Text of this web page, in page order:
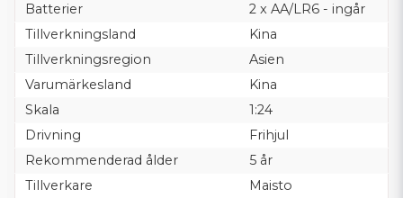
Batterier
2 x AA/LR6 - ingår
Tillverkningsland
Kina
Tillverkningsregion
Asien
Varumärkesland
Kina
Skala
1:24
Drivning
Frihjul
Rekommenderad ålder
5 år
Tillverkare
Maisto